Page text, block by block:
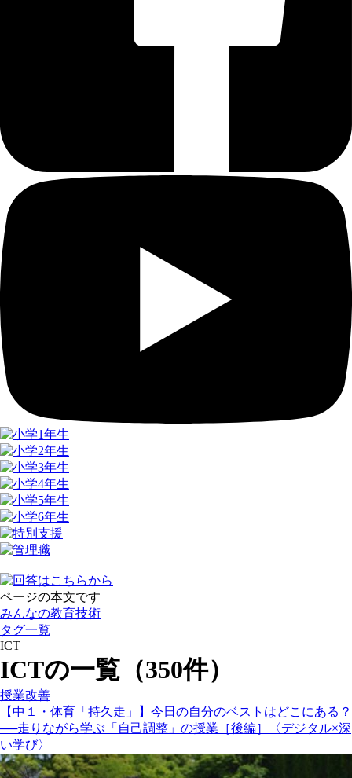
ページの本文です
みんなの教育技術
タグ一覧
ICT
ICTの一覧（350件）
授業改善
【中１・体育「持久走」】今日の自分のベストはどこにある？
──走りながら学ぶ「自己調整」の授業［後編］〈デジタル×深
い学び〉